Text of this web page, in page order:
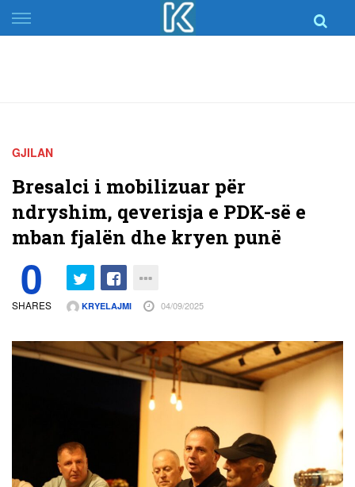
Skip
to
GJILAN
Bresalci i mobilizuar për
ndryshim, qeverisja e PDK-së e
mban fjalën dhe kryen punë
0
SHARES KRYELAJMI 04/09/2025